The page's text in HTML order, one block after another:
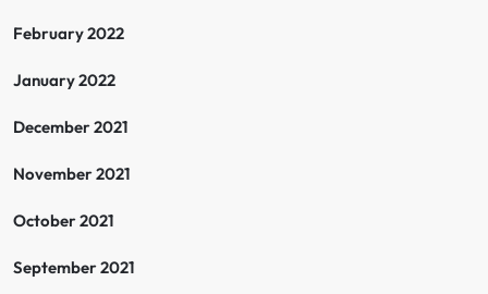
February 2022
January 2022
December 2021
November 2021
October 2021
September 2021